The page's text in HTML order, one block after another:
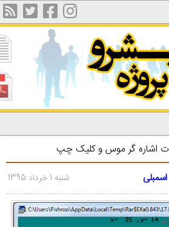
اشاره گر موس و کلیک چپ
شنبه 1 خرداد 1395